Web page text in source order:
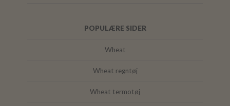
POPULÆRE SIDER
Wheat
Wheat regntøj
Wheat termotøj